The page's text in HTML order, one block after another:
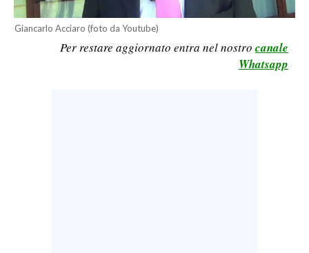
SPORT
Giancarlo Acciaro (foto da Youtube)
Per restare aggiornato entra nel nostro canale
Whatsapp